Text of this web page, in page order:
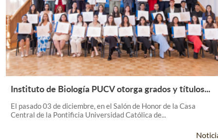
Leer Más +
Instituto de Biología PUCV otorga grados y títulos...
El pasado 03 de diciembre, en el Salón de Honor de la Casa
Central de la Pontificia Universidad Católica de...